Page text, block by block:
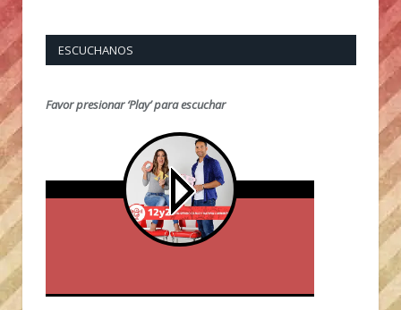
ESCUCHANOS
Favor presionar ‘Play’ para escuchar